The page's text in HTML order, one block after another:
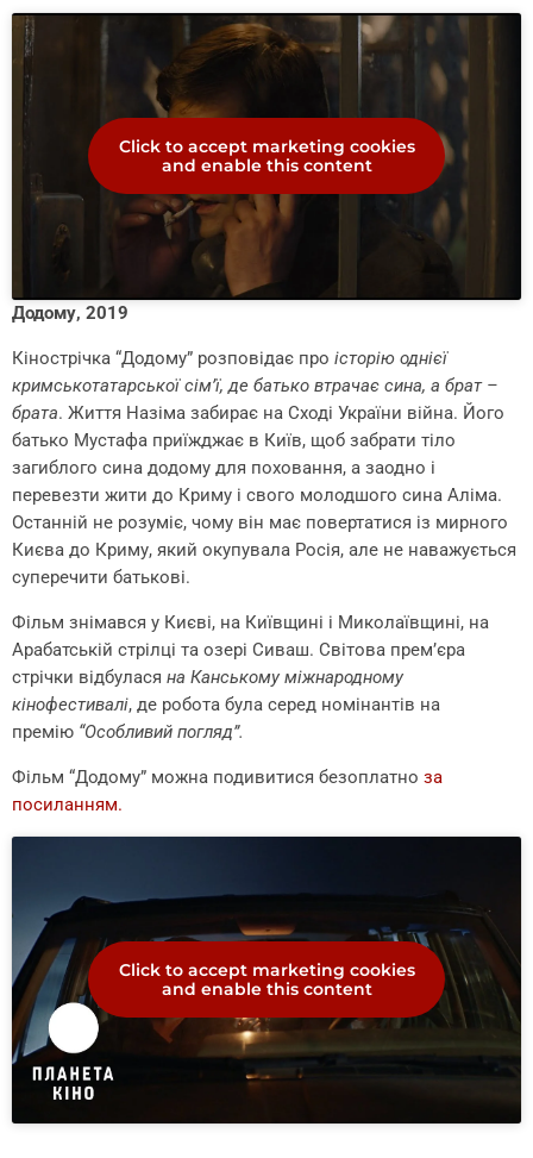
Click to accept marketing cookies
and enable this content
Додому, 2019
Кінострічка “Додому” розповідає про історію однієї
кримськотатарської сім’ї, де батько втрачає сина, а брат –
брата. Життя Назіма забирає на Сході України війна. Його
батько Мустафа приїжджає в Київ, щоб забрати тіло
загиблого сина додому для поховання, а заодно і
перевезти жити до Криму і свого молодшого сина Аліма.
Останній не розуміє, чому він має повертатися із мирного
Києва до Криму, який окупувала Росія, але не наважується
суперечити батькові.
Фільм знімався у Києві, на Київщині і Миколаївщині, на
Арабатській стрілці та озері Сиваш. Світова прем’єра
стрічки відбулася на Канському міжнародному
кінофестивалі, де робота була серед номінантів на
премію “Особливий погляд”.
Фільм “Додому” можна подивитися безоплатно за
посиланням.
Click to accept marketing cookies
and enable this content